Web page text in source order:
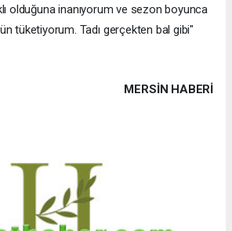
olduğuna inanıyorum ve sezon boyunca
tüketiyorum. Tadı gerçekten bal gibi"
MERSIN HABERİ